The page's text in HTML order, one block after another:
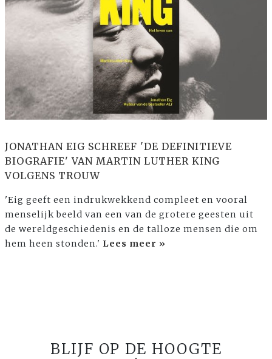
JONATHAN EIG SCHREEF 'DE DEFINITIEVE
BIOGRAFIE' VAN MARTIN LUTHER KING
VOLGENS TROUW
'Eig geeft een indrukwekkend compleet en vooral
menselijk beeld van een van de grotere geesten uit
de wereldgeschiedenis en de talloze mensen die om
hem heen stonden.' Lees meer »
BLIJF OP DE HOOGTE